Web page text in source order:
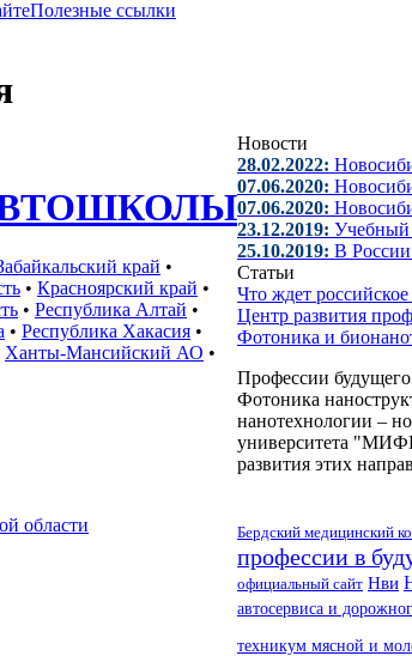
Полезные ссылки
край •
• Красноярский край •
• Республика Алтай •
• Республика Хакасия •
Ханты-Мансийский АО •
области
Новости
28.02.2022:
07.06.2020:
07.06.2020:
23.12.2019: Учебный
25.10.2019: В России
Статьи
Что ждет
Центр развития
Фотоника и
Профессии
Фотоника
нанотехнологии –
университета
развития этих
Бердский медицинский
профессии в
официальный сайт Нви
автосервиса и
техникум мясной и